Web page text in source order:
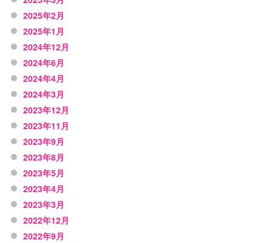
2025年2月
2025年1月
2024年12月
2024年6月
2024年4月
2024年3月
2023年12月
2023年11月
2023年9月
2023年8月
2023年5月
2023年4月
2023年3月
2022年12月
2022年9月